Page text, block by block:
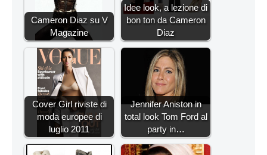
Cameron Diaz su V
Magazine
Idee look, a lezione di
bon ton da Cameron
Diaz
Cover Girl riviste di
moda europee di
luglio 2011
Jennifer Aniston in
total look Tom Ford al
party in…